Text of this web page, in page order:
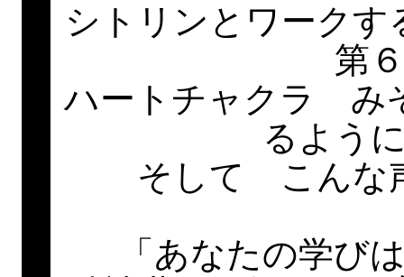
シトリンとワーク
第
ハートチャクラ み
るよう
そして こんな
「あなたの学び